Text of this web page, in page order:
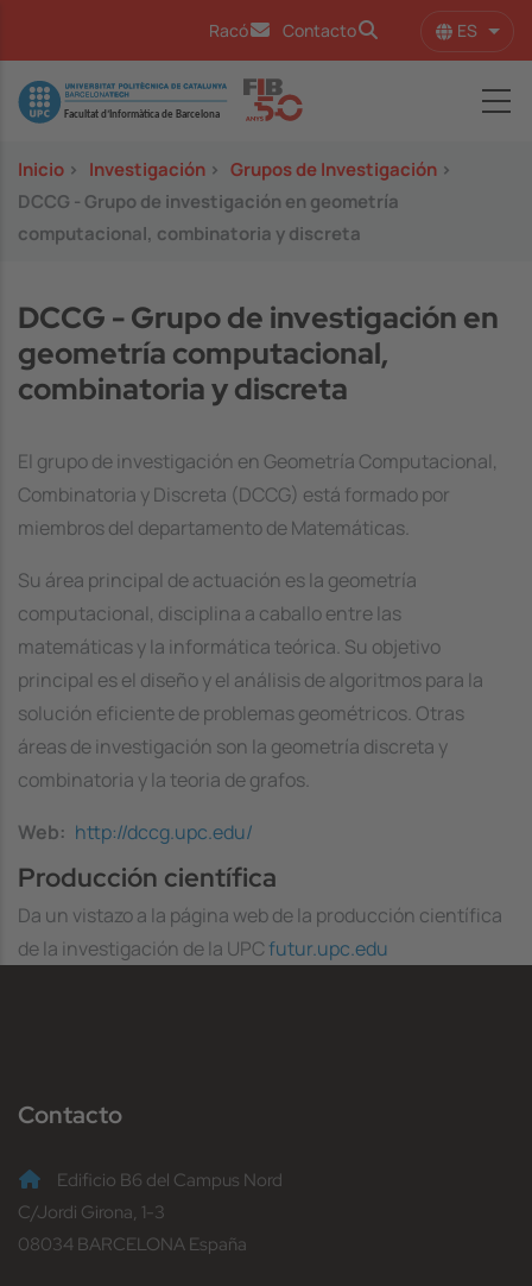
Racó Contacto ES
Image
Inicio > Investigación > Grupos de Investigación >
DCCG - Grupo de investigación en geometría
computacional, combinatoria y discreta
DCCG - Grupo de investigación en
geometría computacional,
combinatoria y discreta
El grupo de investigación en Geometría Computacional,
Combinatoria y Discreta (DCCG) está formado por
miembros del departamento de Matemáticas.
Su área principal de actuación es la geometría
computacional, disciplina a caballo entre las
matemáticas y la informática teórica. Su objetivo
principal es el diseño y el análisis de algoritmos para la
solución eficiente de problemas geométricos. Otras
áreas de investigación son la geometría discreta y
combinatoria y la teoria de grafos.
Web
http://dccg.upc.edu/
Producción científica
Da un vistazo a la página web de la producción científica
de la investigación de la UPCfutur.upc.edu
Contacto
Edificio B6 del Campus Nord
C/Jordi Girona, 1-3
08034 BARCELONA España